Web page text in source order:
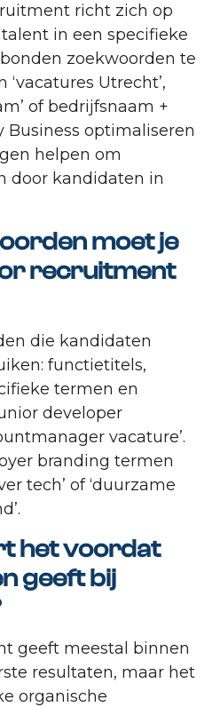
richt zich op
in een specifieke
zoekwoorden te
Utrecht’,
of bedrijfsnaam +
Business optimaliseren
helpen om
door kandidaten in
moet je
recruitment
die kandidaten
functietitels,
termen en
developer
vacature’.
branding termen
tech’ of ‘duurzame
het voordat
geeft bij
geeft meestal binnen
resultaten, maar het
organische